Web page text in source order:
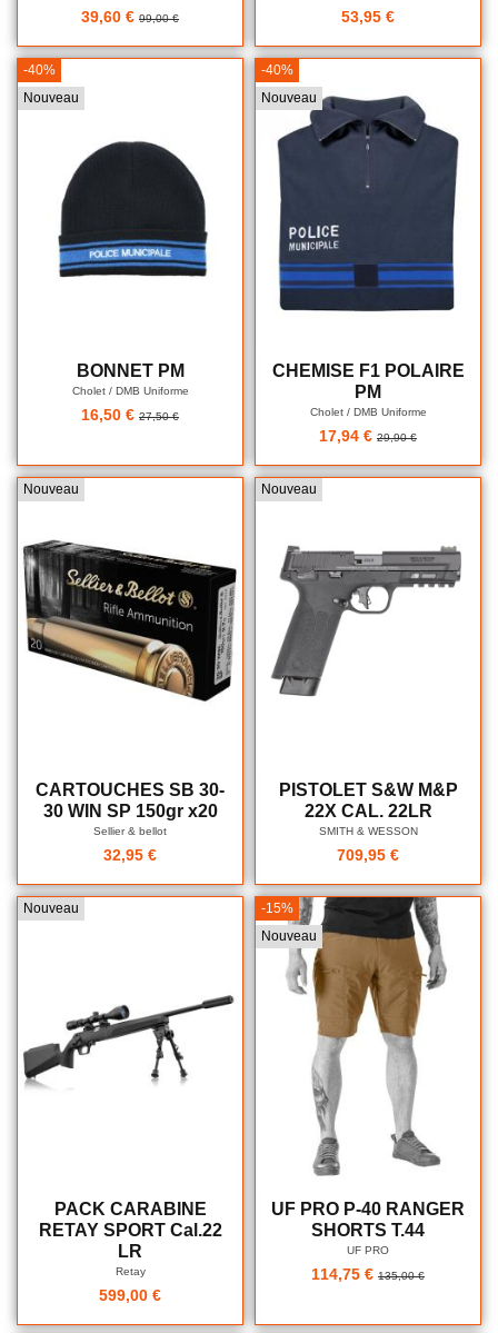
39,60 € 99,00 € 53,95 €
-40%
Nouveau
BONNET PM
Cholet / DMB Uniforme
16,50 € 27,50 €
-40%
Nouveau
CHEMISE F1 POLAIRE
PM
Cholet / DMB Uniforme
17,94 € 29,90 €
Nouveau
CARTOUCHES SB 30-
30 WIN SP 150gr x20
Sellier & bellot
32,95 €
Nouveau
PISTOLET S&W M&P
22X CAL. 22LR
SMITH & WESSON
709,95 €
Nouveau
PACK CARABINE
RETAY SPORT Cal.22
LR
Retay
599,00 €
-15%
Nouveau
UF PRO P-40 RANGER
SHORTS T.44
UF PRO
114,75 € 135,00 €